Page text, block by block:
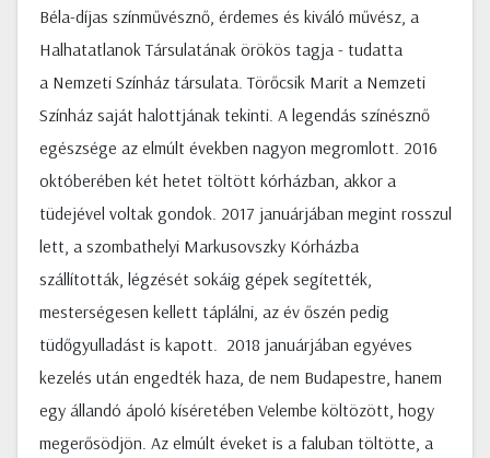
Béla-díjas színművésznő, érdemes és kiváló művész, a
Halhatatlanok Társulatának örökös tagja - tudatta
a Nemzeti Színház társulata. Törőcsik Marit a Nemzeti
Színház saját halottjának tekinti. A legendás színésznő
egészsége az elmúlt években nagyon megromlott. 2016
októberében két hetet töltött kórházban, akkor a
tüdejével voltak gondok. 2017 januárjában megint rosszul
lett, a szombathelyi Markusovszky Kórházba
szállították, légzését sokáig gépek segítették,
mesterségesen kellett táplálni, az év őszén pedig
tüdőgyulladást is kapott. 2018 januárjában egyéves
kezelés után engedték haza, de nem Budapestre, hanem
egy állandó ápoló kíséretében Velembe költözött, hogy
megerősödjön. Az elmúlt éveket is a faluban töltötte, a